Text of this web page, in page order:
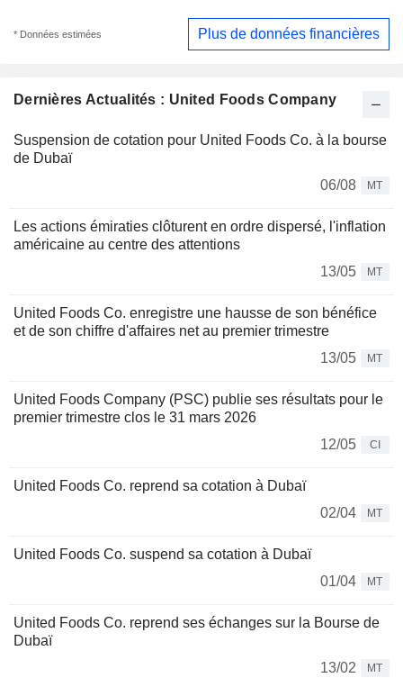
Dernières Actualités : United Foods Company
Suspension de cotation pour United Foods Co. à la bourse
de Dubaï
06/08
MT
Les actions émiraties clôturent en ordre dispersé, l'inflation
américaine au centre des attentions
13/05
MT
United Foods Co. enregistre une hausse de son bénéfice
et de son chiffre d'affaires net au premier trimestre
13/05
MT
United Foods Company (PSC) publie ses résultats pour le
premier trimestre clos le 31 mars 2026
12/05
CI
United Foods Co. reprend sa cotation à Dubaï
02/04
MT
United Foods Co. suspend sa cotation à Dubaï
01/04
MT
United Foods Co. reprend ses échanges sur la Bourse de
Dubaï
13/02
MT
* Données estimées Plus de données financières